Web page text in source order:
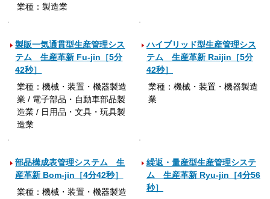
業種：製造業
製販一気通貫型生産管理シス
テム 生産革新 Fu-jin［5分
42秒］
業種：機械・装置・機器製造
業 / 電子部品・自動車部品製
造業 / 日用品・文具・玩具製
造業
ハイブリッド型生産管理シス
テム 生産革新 Raijin［5分
42秒］
業種：機械・装置・機器製造
業
部品構成表管理システム 生
産革新 Bom-jin［4分42秒］
業種：機械・装置・機器製造
繰返・量産型生産管理システ
ム 生産革新 Ryu-jin［4分56
秒］